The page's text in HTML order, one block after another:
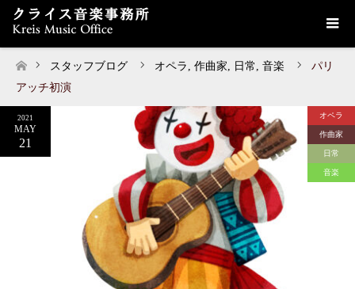
スタッフブログ オペラ , 作曲家, 日常 , 音楽
パリ
アッチ初演
2021
MAY
21
オペラ
作曲家
日常
音楽